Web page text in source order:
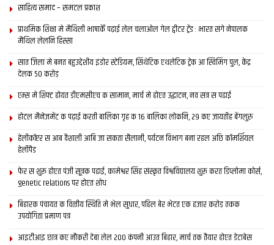
साहित्य समाद – समटल प्रकाश
प्राथमिक शि‍क्षा मे मैथि‍ली भाषाकेँ पढ़ाई लेल चलाओल गेल ट्वीटर ट्रेंड : भारत संगे नेपालक
मैथिल लेलनि हिस्सा
सात जिला मे बनत बहुउद्देशीय इंडोर स्‍टेडि‍यम, सिंथेटिक एथलेटिक ट्रेक आ स्विमिंग पुल, केंद्र
देलक 50 करोड़
एम्स मे शिफ्ट होयत डीएमसीएच क सामान, मार्च मे होएत उद्घाटन, नव सत्र स पढाई
होटल मैनेजमेंट क पढ़ाई करती बालिका गृह क 16 बालिका लोकनि, 29 कए जायतीह बेंगलुरु
हेलीकॉप्टर स आब वैशाली आबि जा सकता सैलानी, पर्यटन विभाग बना रहल अछि कॉमर्शियल
हेलीपैड
फेर स शुरू होएत पंजी सूत्रक पढाई, कामेश्वर सिंह संस्कृत विश्वविद्यालय शुरू करत डिप्लोमा कोर्स,
genetic relations पर होएत शोध
बिहारक पंचायत क वित्‍तीय स्थिति मे भेल सुधार, पहिल बेर भेटत एक हजार करोड़ तकक
उपयोगिता प्रमाण पत्र
आइटीआइ छात्र कए नौकरी देबा लेल 200 कंपनी आउत बिहार, मार्च तक तैयार होएत डेटाबेस